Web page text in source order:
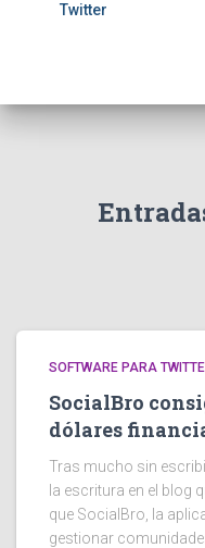
Twitter
SOFTWARE PARA
SocialBro
dólares
Tras mucho sin
la escritura en el blog
que SocialBro, la
gestionar